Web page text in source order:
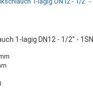
1-lagig DN12 - 1/2" - 1SN